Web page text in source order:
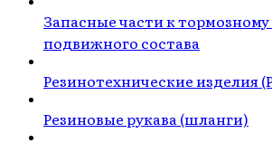
Запасные части к
подвижного состава
Резинотехнические изделия
Резиновые рукава (шланги)